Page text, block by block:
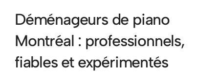
Déménageurs de piano
Montréal : professionnels,
fiables et expérimentés